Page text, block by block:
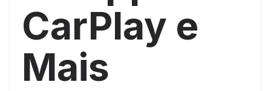
CarPlay e
Mais